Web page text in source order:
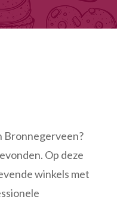
Bronnegerveen?
Op deze
winkels met